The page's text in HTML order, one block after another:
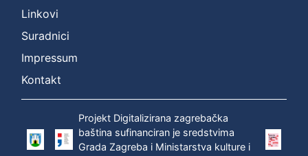
Linkovi
Suradnici
Impressum
Kontakt
Projekt Digitalizirana zagrebačka
baština sufinanciran je sredstvima
Grada Zagreba i Ministarstva kulture i